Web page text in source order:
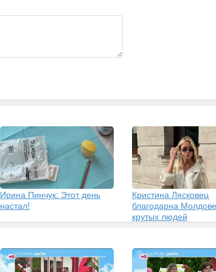
Ирина Пинчук: Этот день
настал!
Кристина Лясковец
благодарна
крутых людей